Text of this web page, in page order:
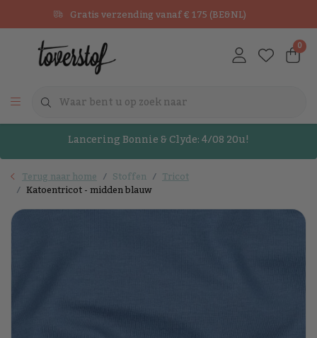
Gratis verzending vanaf € 175 (BE&NL)
0
Lancering Bonnie & Clyde: 4/08 20u!
Terug naar home Stoffen Tricot
Katoentricot - midden blauw